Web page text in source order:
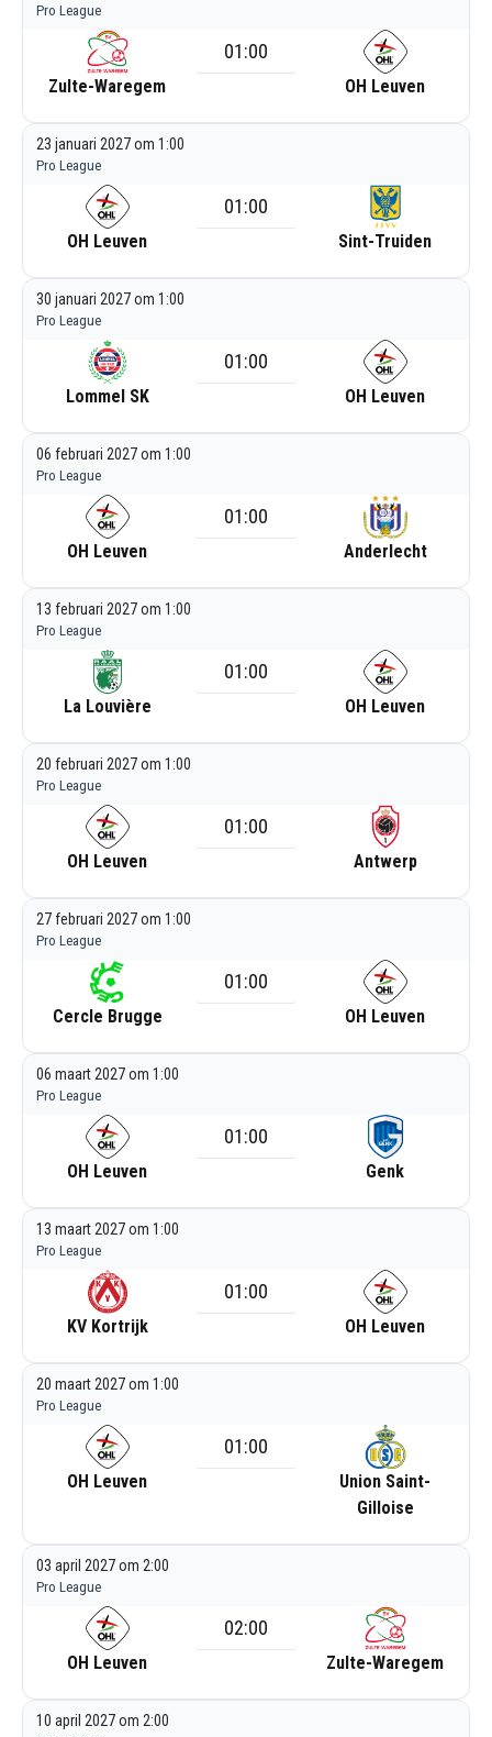
Pro League
Zulte-Waregem
01:00
OH Leuven
23 januari 2027 om 1:00
Pro League
OH Leuven
01:00
Sint-Truiden
30 januari 2027 om 1:00
Pro League
Lommel SK
01:00
OH Leuven
06 februari 2027 om 1:00
Pro League
OH Leuven
01:00
Anderlecht
13 februari 2027 om 1:00
Pro League
La Louvière
01:00
OH Leuven
20 februari 2027 om 1:00
Pro League
OH Leuven
01:00
Antwerp
27 februari 2027 om 1:00
Pro League
Cercle Brugge
01:00
OH Leuven
06 maart 2027 om 1:00
Pro League
OH Leuven
01:00
Genk
13 maart 2027 om 1:00
Pro League
KV Kortrijk
01:00
OH Leuven
20 maart 2027 om 1:00
Pro League
OH Leuven
01:00
Union Saint-
Gilloise
03 april 2027 om 2:00
Pro League
OH Leuven
02:00
Zulte-Waregem
10 april 2027 om 2:00